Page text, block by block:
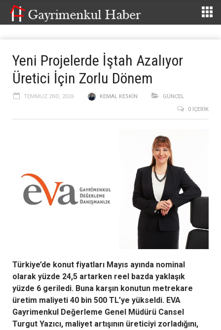
Yeni Projelerde İştah Azalıyor
Üretici İçin Zorlu Dönem
TEMMUZ 2ND, 2026 KEMAL KESKIN
GÜNCEL
0 İÇERIK
Türkiye’de konut fiyatları Mayıs ayında nominal
olarak yüzde 24,5 artarken reel bazda yaklaşık
yüzde 6 geriledi. Buna karşın konutun metrekare
üretim maliyeti 40 bin 500 TL’ye yükseldi. EVA
Gayrimenkul Değerleme Genel Müdürü Cansel
Turgut Yazıcı, maliyet artışının üreticiyi zorladığını,